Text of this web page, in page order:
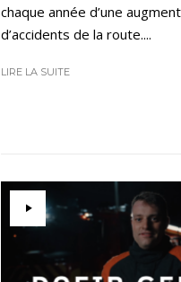
chaque année d’une
d’accidents de la route....
LIRE LA SUITE